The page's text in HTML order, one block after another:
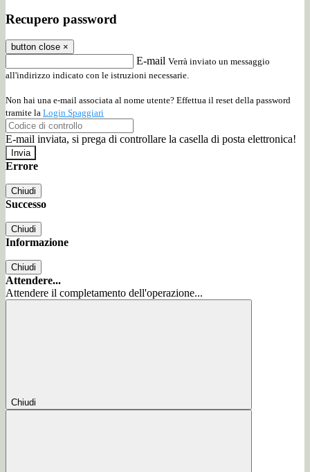
Recupero password
button close ×
E-mail Verrà inviato un messaggio
all'indirizzo indicato con le istruzioni necessarie.
Non hai una e-mail associata al nome utente? Effettua il reset della password
tramite la Login Spaggiari
E-mail inviata, si prega di controllare la casella di posta elettronica!
Errore
Chiudi
Successo
Chiudi
Informazione
Chiudi
Attendere...
Attendere il completamento dell'operazione...
Chiudi